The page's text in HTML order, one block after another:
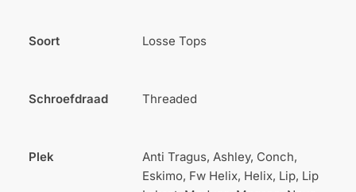
Soort Losse Tops
Schroefdraad Threaded
Plek
Anti Tragus, Ashley, Conch,
Eskimo, Fw Helix, Helix, Lip, Lip